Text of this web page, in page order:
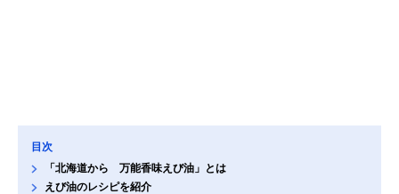
目次
「北海道から 万能香味えび油」とは
えび油のレシピを紹介